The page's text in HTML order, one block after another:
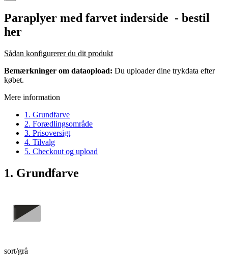
Paraplyer med farvet inderside - bestil
her
Sådan konfigurerer du dit produkt
Bemærkninger om dataopload: Du uploader dine trykdata efter
købet.
Mere information
1. Grundfarve
2. Forædlingsområde
3. Prisoversigt
4. Tilvalg
5. Checkout og upload
1. Grundfarve
sort/grå